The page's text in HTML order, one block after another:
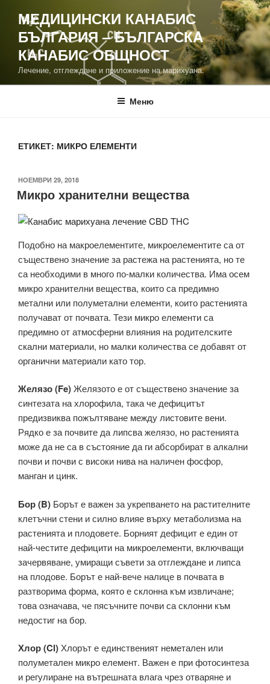
съдържанието
МЕДИЦИНСКИ КАНАБИС
БЪЛГАРИЯ – БЪЛГАРСКA
КАНАБИС ОБЩНОСТ
Лечение, отглеждане и приложение на марихуана.
Меню
ЕТИКЕТ: МИКРО ЕЛЕМЕНТИ
ПУБЛИКУВАНО
НА
НОЕМВРИ 29, 2018
Микро хранителни вещества
Подобно на макроелементите, микроелементите са от
съществено значение за растежа на растенията, но те
са необходими в много по-малки количества. Има осем
микро хранителни вещества, които са предимно
метални или полуметални елементи, които растенията
получават от почвата. Тези микро елементи са
предимно от атмосферни влияния на родителските
скални материали, но малки количества се добавят от
органични материали като тор.
Желязо (Fe)Желязото е от съществено значение за
синтезата на хлорофила, така че дефицитът
предизвиква пожълтяване между листовите вени.
Рядко е за почвите да липсва желязо, но растенията
може да не са в състояние да ги абсорбират в алкални
почви и почви с високи нива на наличен фосфор,
манган и цинк.
Бор (B) Борът е важен за укрепването на растителните
клетъчни стени и силно влияе върху метаболизма на
растенията и плодовете. Борният дефицит е един от
най-честите дефицити на микроелементи, включващи
зачервяване, умиращи съвети за отглеждане и липса
на плодове. Борът е най-вече налице в почвата в
разтворима форма, която е склонна към извличане;
това означава, че пясъчните почви са склонни към
недостиг на бор.
Хлор (Cl)Хлорът е единственият неметален или
полуметален микро елемент. Важен е при фотосинтеза
и регулиране на вътрешната влага чрез отваряне и